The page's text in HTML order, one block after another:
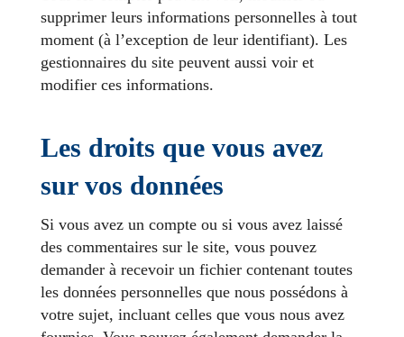
supprimer leurs informations personnelles à tout
moment (à l’exception de leur identifiant). Les
gestionnaires du site peuvent aussi voir et
modifier ces informations.
Les droits que vous avez
sur vos données
Si vous avez un compte ou si vous avez laissé
des commentaires sur le site, vous pouvez
demander à recevoir un fichier contenant toutes
les données personnelles que nous possédons à
votre sujet, incluant celles que vous nous avez